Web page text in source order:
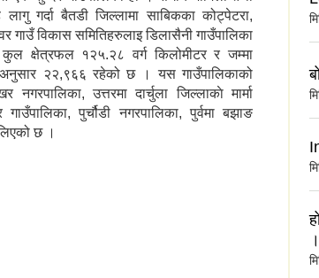
गर्दा बैतडी जिल्लामा साबिकका कोट्पेटरा,
गाउँ विकास समितिहरुलाइ डिलासैनी गाउँपालिका
क्षेत्रफल १२५.२८ वर्ग किलोमीटर र जम्मा
२२,९६६ रहेको छ । यस गाउँपालिकाको
नगरपालिका, उत्तरमा दार्चुला जिल्लाकाे मार्मा
पुर्चौडी नगरपालिका, पुर्वमा बझाङ
छ ।
।